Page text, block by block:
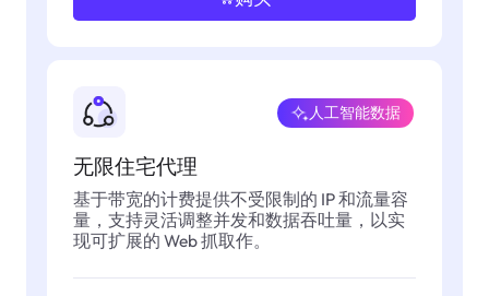
无限住宅代理
人工智能数据
基于带宽的计费提供不受限制的 IP 和流量容
量，支持灵活调整并发和数据吞吐量，以实
现可扩展的 Web 抓取作。